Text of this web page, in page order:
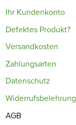
Ihr Kundenkonto
Defektes Produkt?
Versandkosten
Zahlungsarten
Datenschutz
Widerrufsbelehrung
AGB